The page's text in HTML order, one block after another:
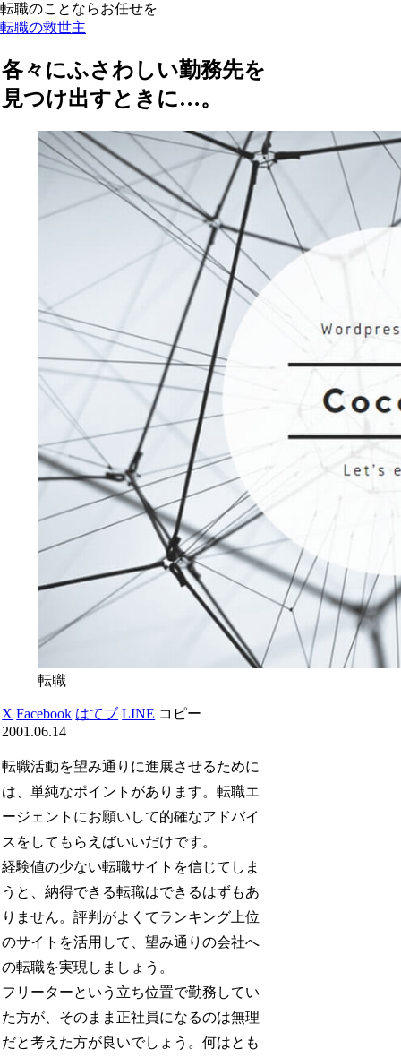
転職のことならお任せを
転職の救世主
各々にふさわしい勤務先を
見つけ出すときに…。
転職
X Facebook はてブ LINE コピー
2001.06.14
転職活動を望み通りに進展させるために
は、単純なポイントがあります。転職エ
ージェントにお願いして的確なアドバイ
スをしてもらえばいいだけです。
経験値の少ない転職サイトを信じてしま
うと、納得できる転職はできるはずもあ
りません。評判がよくてランキング上位
のサイトを活用して、望み通りの会社へ
の転職を実現しましょう。
フリーターという立ち位置で勤務してい
た方が、そのまま正社員になるのは無理
だと考えた方が良いでしょう。何はとも